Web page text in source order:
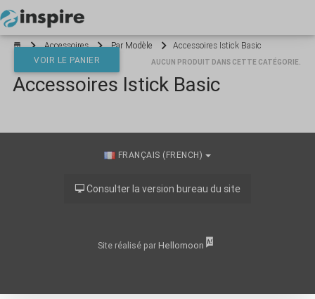
VOIR LE PANIER
Accessoires Par Modèle Accessoires Istick Basic
Accessoires Istick Basic
AUCUN PRODUIT DANS CETTE CATÉGORIE.
FRANÇAIS (FRENCH)
Consulter la version bureau du site
Site réalisé par Hellomoon